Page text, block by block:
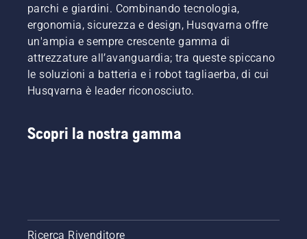
parchi e giardini. Combinando tecnologia,
ergonomia, sicurezza e design, Husqvarna offre
un'ampia e sempre crescente gamma di
attrezzature all’avanguardia; tra queste spiccano
le soluzioni a batteria e i robot tagliaerba, di cui
Husqvarna è leader riconosciuto.
Scopri la nostra gamma
Ricerca Rivenditore